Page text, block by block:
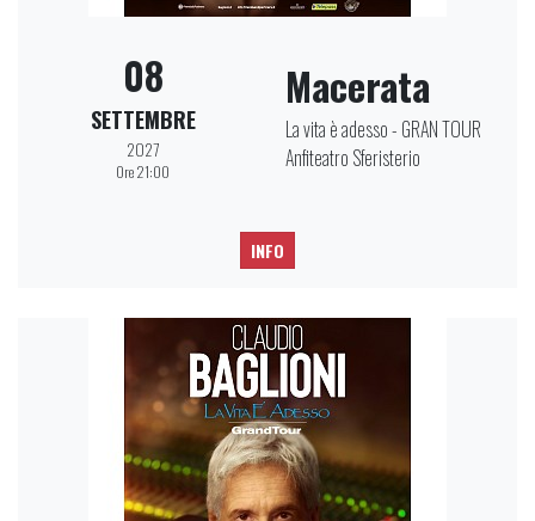
08
SETTEMBRE
2027
Ore 21:00
Macerata
La vita è adesso - GRAN TOUR
Anfiteatro Sferisterio
INFO